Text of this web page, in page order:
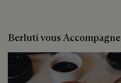
Berluti vous Accompagne